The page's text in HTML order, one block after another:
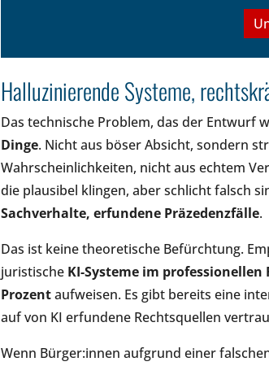
Halluzinierende Systeme,
Das technische Problem, das der Entwurf
Dinge. Nicht aus böser Absicht, sondern
Wahrscheinlichkeiten, nicht aus echtem
die plausibel klingen, aber schlicht falsch
Sachverhalte, erfundene Präzedenzfälle.
Das ist keine theoretische Befürchtung.
juristische KI-Systeme im
Prozentaufweisen. Es gibt bereits eine
auf von KI erfundene Rechtsquellen
Wenn Bürger:innen aufgrund einer